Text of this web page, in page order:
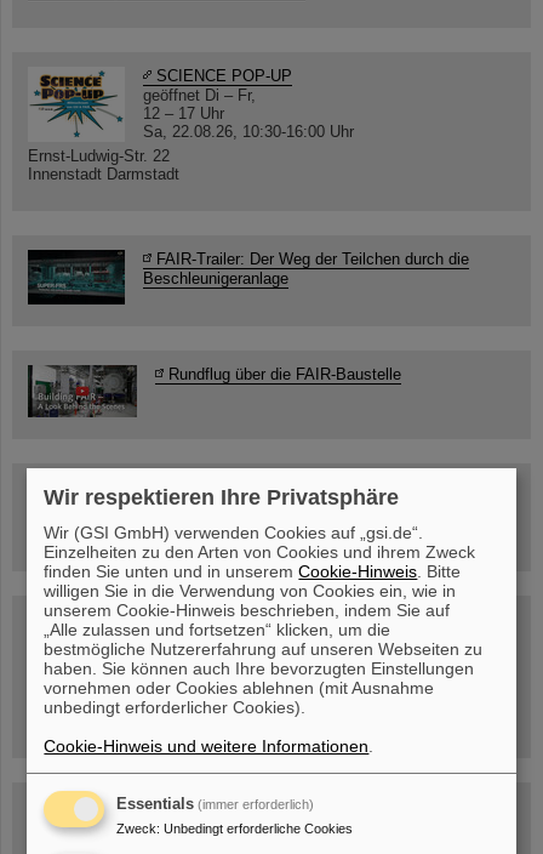
SCIENCE POP-UP
geöffnet Di – Fr,
12 – 17 Uhr
Sa, 22.08.26, 10:30-16:00 Uhr
Ernst-Ludwig-Str. 22
Innenstadt Darmstadt
FAIR-Trailer: Der Weg der Teilchen durch die
Beschleunigeranlage
Rundflug über die FAIR-Baustelle
Besichtigung von GSI/FAIR –
jetzt Termin buchen!
Blog Beam On
Menschen...hinter GSI und FAIR.
Wir respektieren Ihre Privatsphäre
Wir (GSI GmbH) verwenden Cookies auf „gsi.de“.
Einzelheiten zu den Arten von Cookies und ihrem Zweck
finden Sie unten und in unseremCookie-Hinweis . Bitte
willigen Sie in die Verwendung von Cookies ein, wie in
unserem Cookie-Hinweis beschrieben, indem Sie auf
„Alle zulassen und fortsetzen“ klicken, um die
bestmögliche Nutzererfahrung auf unseren Webseiten zu
haben. Sie können auch Ihre bevorzugten Einstellungen
vornehmen oder Cookies ablehnen (mit Ausnahme
unbedingt erforderlicher Cookies).
Cookie-Hinweis und weitere Informationen
Essentials (immer erforderlich)
Zweck: Unbedingt erforderliche Cookies